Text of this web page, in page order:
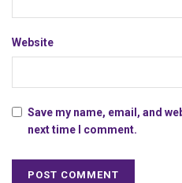
Website
Save my name, email, and
next time I comment.